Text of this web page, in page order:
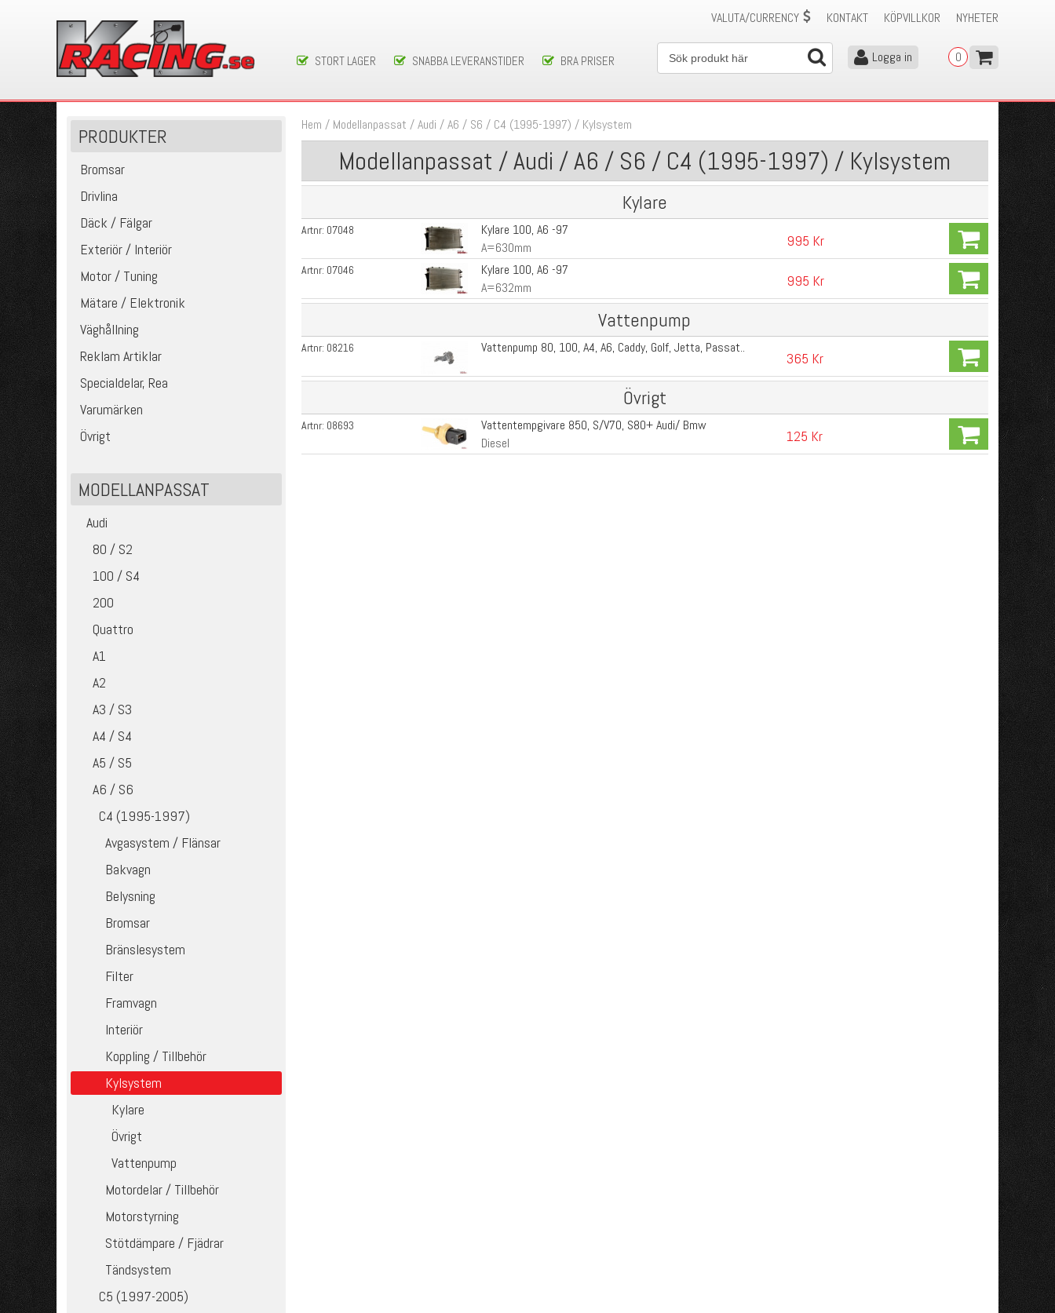
NYHETER
KÖPVILLKOR
KONTAKT
VALUTA/CURRENCY
STORT LAGER SNABBA LEVERANSTIDER BRA PRISER 0
Logga in
PRODUKTER
Bromsar
Drivlina
Däck / Fälgar
Exteriör / Interiör
Motor / Tuning
Mätare / Elektronik
Väghållning
Reklam Artiklar
Specialdelar, Rea
Varumärken
Övrigt
MODELLANPASSAT
Audi
80 / S2
100 / S4
200
Quattro
A1
A2
A3 / S3
A4 / S4
A5 / S5
A6 / S6
C4 (1995-1997)
Avgasystem / Flänsar
Bakvagn
Belysning
Bromsar
Bränslesystem
Filter
Framvagn
Interiör
Koppling / Tillbehör
Kylsystem
Kylare
Övrigt
Vattenpump
Motordelar / Tillbehör
Motorstyrning
Stötdämpare / Fjädrar
Tändsystem
C5 (1997-2005)
Hem / Modellanpassat /Audi /A6 / S6 / C4 (1995-1997) / Kylsystem
Modellanpassat / Audi / A6 / S6 / C4 (1995-1997) / Kylsystem
Kylare
Artnr: 07048
Kylare 100, A6 -97
A=630mm
995 Kr
Artnr: 07046
Kylare 100, A6 -97
A=632mm
995 Kr
Vattenpump
Artnr: 08216 Vattenpump 80, 100, A4, A6, Caddy, Golf, Jetta, Passat..
365 Kr
Övrigt
Artnr: 08693
Vattentempgivare 850, S/V70, S80+ Audi/ Bmw
Diesel
125 Kr